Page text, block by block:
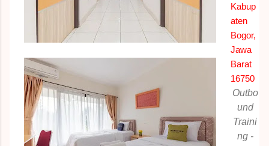
Kabup
aten
Bogor,
Jawa
Barat
16750
Outbo
und
Traini
ng -